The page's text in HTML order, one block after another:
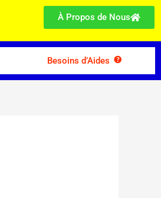
À Propos de Nous
Besoins d’Aides